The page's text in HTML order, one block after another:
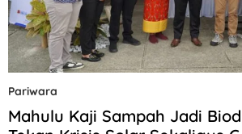
Pariwara
Mahulu Kaji Sampah Jadi